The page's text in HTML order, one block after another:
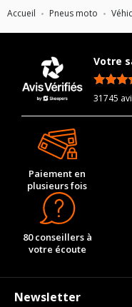
Accueil Pneus moto
Votre
31745
Paiement en
plusieurs fois
80 conseillers à
votre écoute
Newsletter